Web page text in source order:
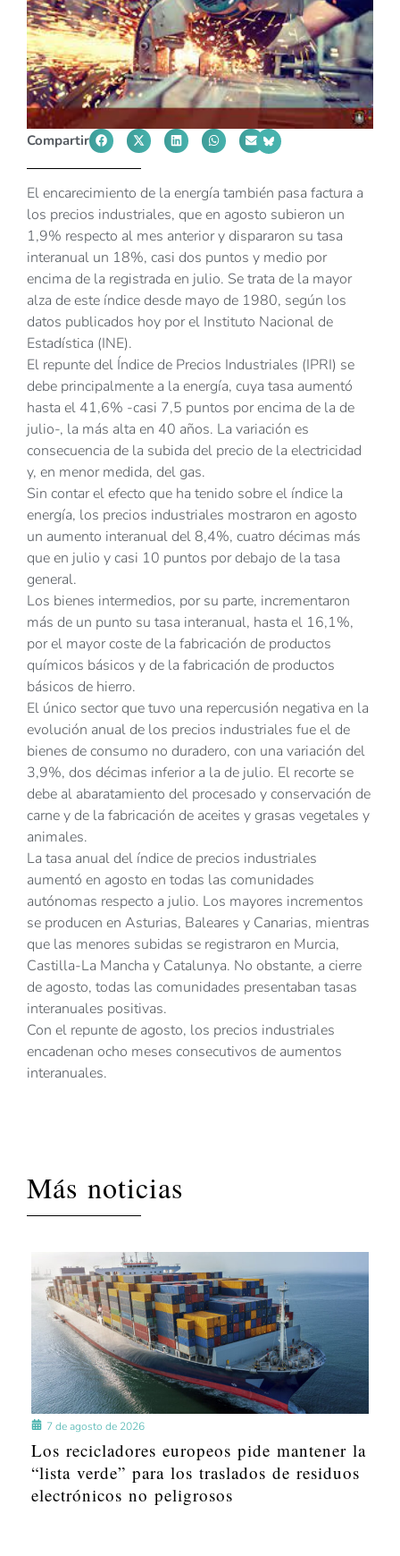
Compartir
El encarecimiento de la energía también pasa factura a
los precios industriales, que en agosto subieron un
1,9% respecto al mes anterior y dispararon su tasa
interanual un 18%, casi dos puntos y medio por
encima de la registrada en julio. Se trata de la mayor
alza de este índice desde mayo de 1980, según los
datos publicados hoy por el Instituto Nacional de
Estadística (INE).
El repunte del Índice de Precios Industriales (IPRI) se
debe principalmente a la energía, cuya tasa aumentó
hasta el 41,6% -casi 7,5 puntos por encima de la de
julio-, la más alta en 40 años. La variación es
consecuencia de la subida del precio de la electricidad
y, en menor medida, del gas.
Sin contar el efecto que ha tenido sobre el índice la
energía, los precios industriales mostraron en agosto
un aumento interanual del 8,4%, cuatro décimas más
que en julio y casi 10 puntos por debajo de la tasa
general.
Los bienes intermedios, por su parte, incrementaron
más de un punto su tasa interanual, hasta el 16,1%,
por el mayor coste de la fabricación de productos
químicos básicos y de la fabricación de productos
básicos de hierro.
El único sector que tuvo una repercusión negativa en la
evolución anual de los precios industriales fue el de
bienes de consumo no duradero, con una variación del
3,9%, dos décimas inferior a la de julio. El recorte se
debe al abaratamiento del procesado y conservación de
carne y de la fabricación de aceites y grasas vegetales y
animales.
La tasa anual del índice de precios industriales
aumentó en agosto en todas las comunidades
autónomas respecto a julio. Los mayores incrementos
se producen en Asturias, Baleares y Canarias, mientras
que las menores subidas se registraron en Murcia,
Castilla-La Mancha y Catalunya. No obstante, a cierre
de agosto, todas las comunidades presentaban tasas
interanuales positivas.
Con el repunte de agosto, los precios industriales
encadenan ocho meses consecutivos de aumentos
interanuales.
Más noticias
7 de agosto de 2026
Los recicladores europeos pide mantener la
“lista verde” para los traslados de residuos
electrónicos no peligrosos